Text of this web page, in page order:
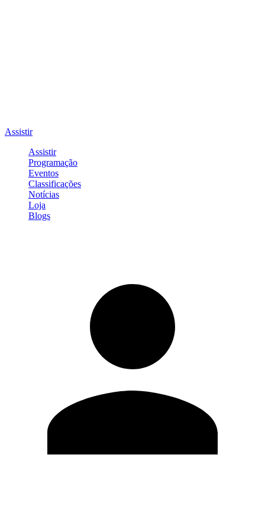
Assistir
Assistir
Programação
Eventos
Classificações
Notícias
Loja
Blogs